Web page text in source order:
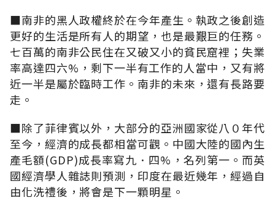
■南非的黑人政權終於在今年產生。執政之後創造
更好的生活是所有人的期望，也是最艱巨的任務。
七百萬的南非公民住在又破又小的貧民窟裡；失業
率高達四六%，剩下一半有工作的人當中，又有將
近一半是屬於臨時工作。南非的未來，還有長路要
走。
■除了菲律賓以外，大部分的亞洲國家從八０年代
至今，經濟的成長都相當可觀。中國大陸的國內生
產毛額(GDP)成長率寫九．四%，名列第一。而英
國經濟學人雜誌則預測，印度在最近幾年，經過自
由化洗禮後，將會是下一顆明星。